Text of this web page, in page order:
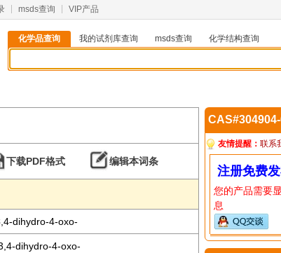
msds查询 VIP产品
化学品查询 我的试剂库查询 msds查询
化学结构查询
下载PDF格式 编辑本词条
dihydro-4-oxo-
dihydro-4-oxo-
友情提醒： 联系
注册免费
您的产品需要
息